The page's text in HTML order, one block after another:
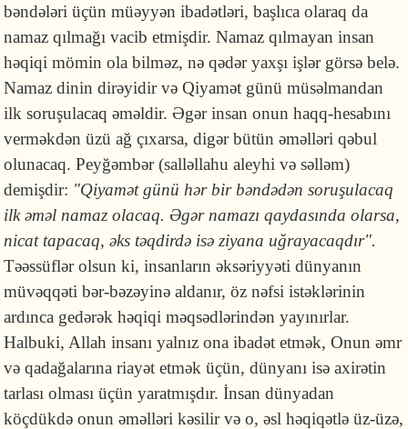
bəndələri üçün müəyyən ibadətləri, başlıca olaraq da
namaz qılmağı vacib etmişdir. Namaz qılmayan insan
həqiqi mömin ola bilməz, nə qədər yaxşı işlər görsə belə.
Namaz dinin dirəyidir və Qiyamət günü müsəlmandan
ilk soruşulacaq əməldir. Əgər insan onun haqq-hesabını
verməkdən üzü ağ çıxarsa, digər bütün əməlləri qəbul
olunacaq. Peyğəmbər (salləllahu aleyhi və səlləm)
demişdir: "Qiyamət günü hər bir bəndədən soruşulacaq
ilk əməl namaz olacaq. Əgər namazı qaydasında olarsa,
nicat tapacaq, əks təqdirdə isə ziyana uğrayacaqdır".
Təəssüflər olsun ki, insanların əksəriyyəti dünyanın
müvəqqəti bər-bəzəyinə aldanır, öz nəfsi istəklərinin
ardınca gedərək həqiqi məqsədlərindən yayınırlar.
Halbuki, Allah insanı yalnız ona ibadət etmək, Onun əmr
və qadağalarına riayət etmək üçün, dünyanı isə axirətin
tarlası olması üçün yaratmışdır. İnsan dünyadan
köçdükdə onun əməlləri kəsilir və o, əsl həqiqətlə üz-üzə,